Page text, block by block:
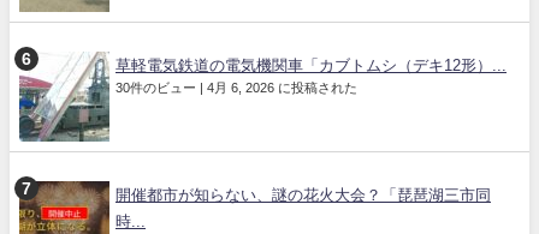
草軽電気鉄道の電気機関車「カブトムシ（デキ12形）...
30件のビュー | 4月 6, 2026 に投稿された
開催都市が知らない、謎の花火大会？「琵琶湖三市同
時...